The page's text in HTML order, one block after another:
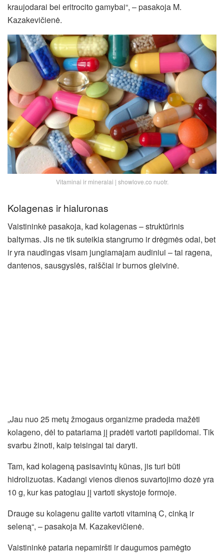
kraujodarai bei eritrocito gamybai“, – pasakoja M.
Kazakevičienė.
Vitaminai ir mineralai | showlove.co nuotr.
Kolagenas ir hialuronas
Vaistininkė pasakoja, kad kolagenas – struktūrinis
baltymas. Jis ne tik suteikia stangrumo ir drėgmės odai, bet
ir yra naudingas visam jungiamajam audiniui – tai ragena,
dantenos, sausgyslės, raiščiai ir burnos gleivinė.
„Jau nuo 25 metų žmogaus organizme pradeda mažėti
kolageno, dėl to patariama jį pradėti vartoti papildomai. Tik
svarbu žinoti, kaip teisingai tai daryti.
Tam, kad kolageną pasisavintų kūnas, jis turi būti
hidrolizuotas. Kadangi vienos dienos suvartojimo dozė yra
10 g, kur kas patogiau jį vartoti skystoje formoje.
Drauge su kolagenu galite vartoti vitaminą C, cinką ir
seleną“, – pasakoja M. Kazakevičienė.
Vaistininkė pataria nepamiršti ir daugumos pamėgto